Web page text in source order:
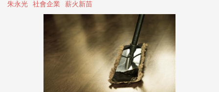
朱永光 社會企業 薪火新苗